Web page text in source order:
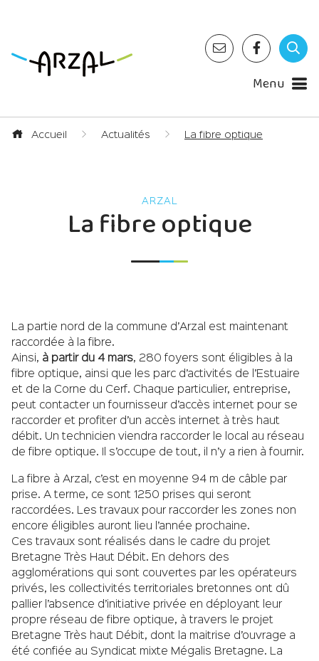
Menu
Accueil Actualités La fibre optique
La fibre optique
La partie nord de la commune d’Arzal est maintenant
raccordée à la fibre.
Ainsi, à partir du 4 mars, 280 foyers sont éligibles à la
fibre optique, ainsi que les parc d’activités de l’Estuaire
et de la Corne du Cerf. Chaque particulier, entreprise,
peut contacter un fournisseur d’accès internet pour se
raccorder et profiter d’un accès internet à très haut
débit. Un technicien viendra raccorder le local au réseau
de fibre optique. Il s’occupe de tout, il n’y a rien à fournir.
La fibre à Arzal, c’est en moyenne 94 m de câble par
prise. A terme, ce sont 1250 prises qui seront
raccordées. Les travaux pour raccorder les zones non
encore éligibles auront lieu l’année prochaine.
Ces travaux sont réalisés dans le cadre du projet
Bretagne Très Haut Débit. En dehors des
agglomérations qui sont couvertes par les opérateurs
privés, les collectivités territoriales bretonnes ont dû
pallier l’absence d’initiative privée en déployant leur
propre réseau de fibre optique, à travers le projet
Bretagne Très haut Débit, dont la maitrise d’ouvrage a
été confiée au Syndicat mixte Mégalis Bretagne. La